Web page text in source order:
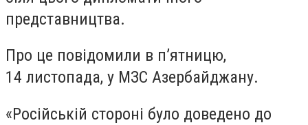
представництва.
Про це повідомили в п’ятницю,
14 листопада, у МЗС Азербайджану.
«Російській стороні було доведено до